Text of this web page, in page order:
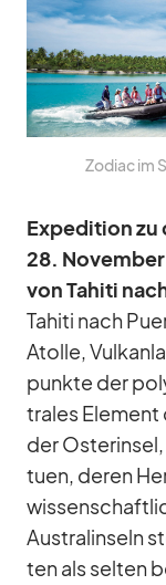
Zo­diac im
Ex­pe­di­tion zu
28.
von Ta­hiti
Ta­hiti nach
Atolle,
punkte der
tra­les Ele­ment
der
tuen, de­ren
Aus­tral­in­seln
ten als sel­ten